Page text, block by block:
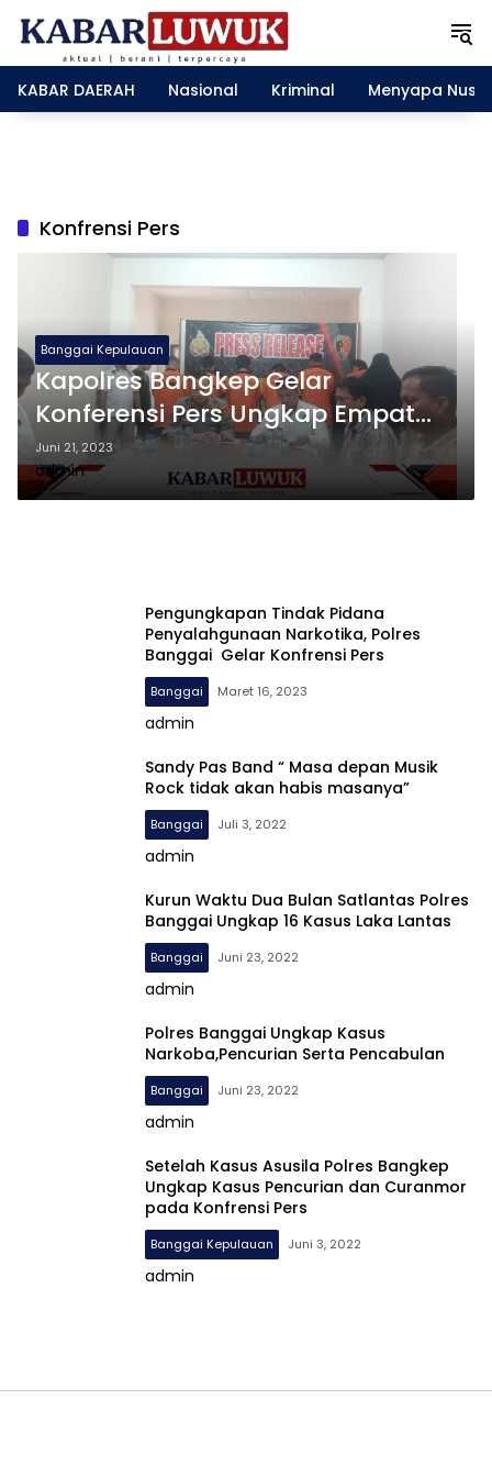
KABAR DAERAH Nasional Kriminal Menyapa
Konfrensi Pers
Banggai Kepulauan
Kapolres Bangkep Gelar
Konferensi Pers Ungkap Empat
Kasus Kriminal
Juni 21, 2023
admin
Pengungkapan Tindak Pidana
Penyalahgunaan Narkotika, Polres
Banggai Gelar Konfrensi Pers
Banggai Maret 16, 2023
admin
Sandy Pas Band “ Masa depan Musik
Rock tidak akan habis masanya”
Banggai Juli 3, 2022
admin
Kurun Waktu Dua Bulan Satlantas Polres
Banggai Ungkap 16 Kasus Laka Lantas
Banggai Juni 23, 2022
admin
Polres Banggai Ungkap Kasus
Narkoba,Pencurian Serta Pencabulan
Banggai Juni 23, 2022
admin
Setelah Kasus Asusila Polres Bangkep
Ungkap Kasus Pencurian dan Curanmor
pada Konfrensi Pers
Banggai Kepulauan Juni 3, 2022
admin